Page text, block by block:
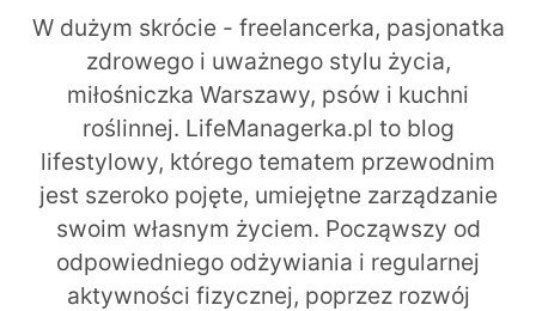
W dużym skrócie - freelancerka, pasjonatka
zdrowego i uważnego stylu życia,
miłośniczka Warszawy, psów i kuchni
roślinnej. LifeManagerka.pl to blog
lifestylowy, którego tematem przewodnim
jest szeroko pojęte, umiejętne zarządzanie
swoim własnym życiem. Począwszy od
odpowiedniego odżywiania i regularnej
aktywności fizycznej, poprzez rozwój